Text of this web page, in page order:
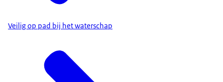
Veilig op pad bij het waterschap